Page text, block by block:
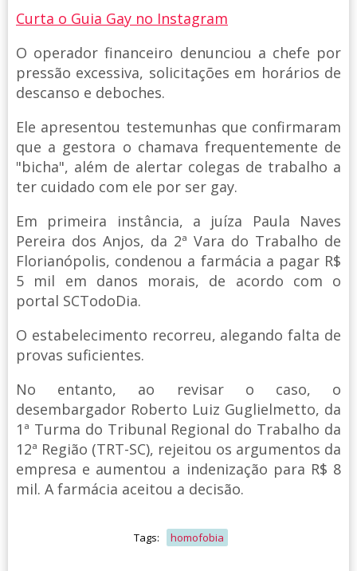
Curta o Guia Gay no Instagram
O operador financeiro denunciou a chefe por
pressão excessiva, solicitações em horários de
descanso e deboches.
Ele apresentou testemunhas que confirmaram
que a gestora o chamava frequentemente de
"bicha", além de alertar colegas de trabalho a
ter cuidado com ele por ser gay.
Em primeira instância, a juíza Paula Naves
Pereira dos Anjos, da 2ª Vara do Trabalho de
Florianópolis, condenou a farmácia a pagar R$
5 mil em danos morais, de acordo com o
portal SCTodoDia.
O estabelecimento recorreu, alegando falta de
provas suficientes.
No entanto, ao revisar o caso, o
desembargador Roberto Luiz Guglielmetto, da
1ª Turma do Tribunal Regional do Trabalho da
12ª Região (TRT-SC), rejeitou os argumentos da
empresa e aumentou a indenização para R$ 8
mil. A farmácia aceitou a decisão.
Tags: homofobia